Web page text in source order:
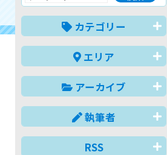
カテゴリー
エリア
アーカイブ
執筆者
RSS